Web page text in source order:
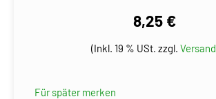
8,25 €
(Inkl. 19 % USt. zzgl. Versand
Für später merken